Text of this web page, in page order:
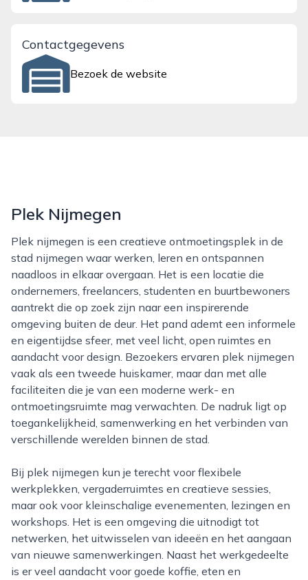
Contactgegevens
Bezoek de website
Plek Nijmegen
Plek nijmegen is een creatieve ontmoetingsplek in de
stad nijmegen waar werken, leren en ontspannen
naadloos in elkaar overgaan. Het is een locatie die
ondernemers, freelancers, studenten en buurtbewoners
aantrekt die op zoek zijn naar een inspirerende
omgeving buiten de deur. Het pand ademt een informele
en eigentijdse sfeer, met veel licht, open ruimtes en
aandacht voor design. Bezoekers ervaren plek nijmegen
vaak als een tweede huiskamer, maar dan met alle
faciliteiten die je van een moderne werk- en
ontmoetingsruimte mag verwachten. De nadruk ligt op
toegankelijkheid, samenwerking en het verbinden van
verschillende werelden binnen de stad.
Bij plek nijmegen kun je terecht voor flexibele
werkplekken, vergaderruimtes en creatieve sessies,
maar ook voor kleinschalige evenementen, lezingen en
workshops. Het is een omgeving die uitnodigt tot
netwerken, het uitwisselen van ideeën en het aangaan
van nieuwe samenwerkingen. Naast het werkgedeelte
is er veel aandacht voor goede koffie, eten en